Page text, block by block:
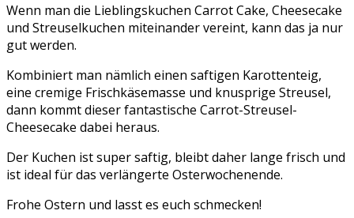
Wenn man die Lieblingskuchen Carrot Cake, Cheesecake
und Streuselkuchen miteinander vereint, kann das ja nur
gut werden.
Kombiniert man nämlich einen saftigen Karottenteig,
eine cremige Frischkäsemasse und knusprige Streusel,
dann kommt dieser fantastische Carrot-Streusel-
Cheesecake dabei heraus.
Der Kuchen ist super saftig, bleibt daher lange frisch und
ist ideal für das verlängerte Osterwochenende.
Frohe Ostern und lasst es euch schmecken!